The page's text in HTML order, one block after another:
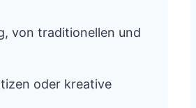
von traditionellen und
oder kreative